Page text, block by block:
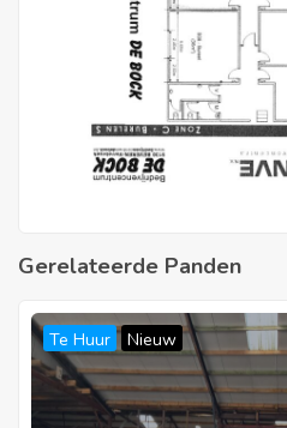
Gerelateerde Panden
Te Huur Nieuw